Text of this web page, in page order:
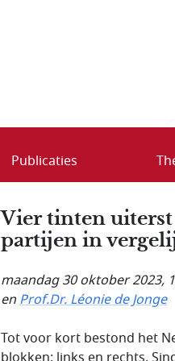
Publicaties
Vier tinten uiterst
partijen in
maandag 30 oktober 2023,
enProf.Dr. Léonie de Jonge
Tot voor kort bestond het